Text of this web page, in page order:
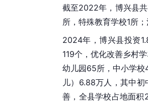
截至2022年，博兴县
所，特殊教育学校1所
2024年，博兴县投资
119个，优化改善乡村
幼儿园65所，中小学校
儿）6.88万人，其中
善，全县学校占地面积